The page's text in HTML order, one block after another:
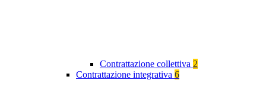
Contrattazione collettiva 2
Contrattazione integrativa 6